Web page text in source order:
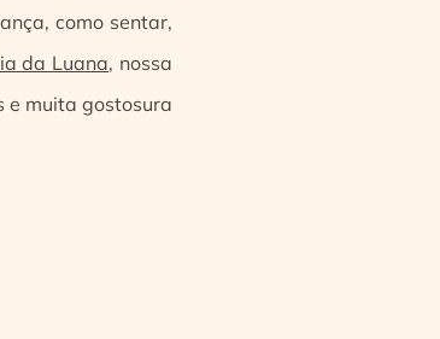
como sentar,
da Luana, nossa
e muita gostosura